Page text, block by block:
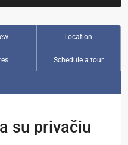
Location
Schedule a tour
su privačiu